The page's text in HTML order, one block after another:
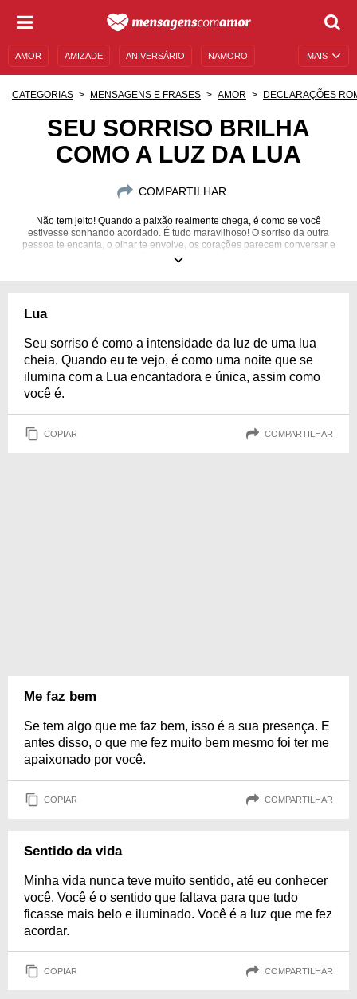
MAIS
AMOR AMIZADE ANIVERSÁRIO NAMORO
MENSAGENS E FRASES MENSAGENS DE ANIVERSÁRIO
CATEGORIAS MENSAGENS E FRASES AMOR DECLARAÇÕES
SEU SORRISO BRILHA
COMO A LUZ DA LUA
COMPARTILHAR
Não tem jeito! Quando a paixão realmente chega, é como se você
estivesse sonhando acordado. É tudo maravilhoso! O sorriso da outra
pessoa te encanta, o olhar te envolve, os corações parecem conversar e
nada mais faz sentindo, a não ser viver lado a lado. Viva a beleza desse
Lua
Seu sorriso é como a intensidade da luz de uma lua
cheia. Quando eu te vejo, é como uma noite que se
ilumina com a Lua encantadora e única, assim como
você é.
COPIAR COMPARTILHAR
Me faz bem
Se tem algo que me faz bem, isso é a sua presença. E
antes disso, o que me fez muito bem mesmo foi ter me
apaixonado por você.
COPIAR COMPARTILHAR
Sentido da vida
Minha vida nunca teve muito sentido, até eu conhecer
você. Você é o sentido que faltava para que tudo
ficasse mais belo e iluminado. Você é a luz que me fez
acordar.
COPIAR COMPARTILHAR